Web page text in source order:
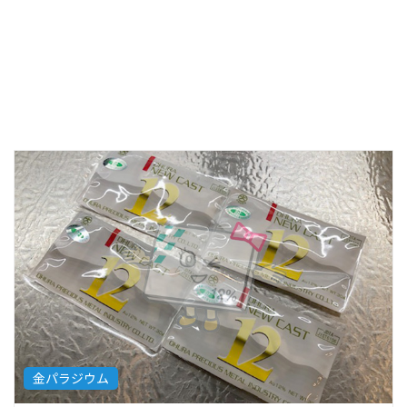
金パラジウム